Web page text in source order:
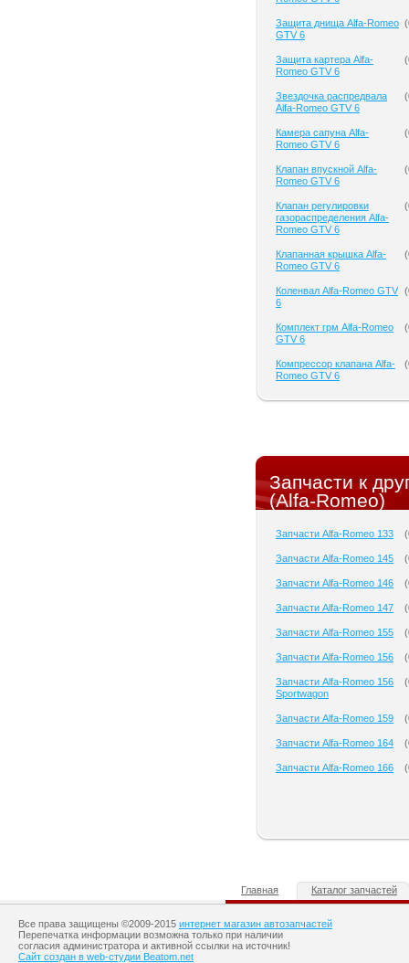
Защита днища Alfa-Romeo
GTV 6
(
Защита картера Alfa-
Romeo GTV 6
(
Звездочка распредвала
Alfa-Romeo GTV 6
(
Камера сапуна Alfa-
Romeo GTV 6
(
Клапан впускной Alfa-
Romeo GTV 6
(
Клапан регулировки
газораспределения Alfa-
Romeo GTV 6
(
Клапанная крышка Alfa-
Romeo GTV 6
(
Коленвал Alfa-Romeo GTV
6
(
Комплект грм Alfa-Romeo
GTV 6
(
Компрессор клапана Alfa-
Romeo GTV 6
(
Запчасти к
(Alfa-Romeo)
Запчасти Alfa-Romeo 133 (
Запчасти Alfa-Romeo 145 (
Запчасти Alfa-Romeo 146 (
Запчасти Alfa-Romeo 147 (
Запчасти Alfa-Romeo 155 (
Запчасти Alfa-Romeo 156 (
Запчасти Alfa-Romeo 156
Sportwagon
(
Запчасти Alfa-Romeo 159 (
Запчасти Alfa-Romeo 164 (
Запчасти Alfa-Romeo 166 (
Главная Каталог запчастей
Все права защищены ©2009-2015 интернет магазин автозапчастей
Перепечатка информации возможна только при наличии
согласия администратора и активной ссылки на источник!
Сайт создан в web-студии Beatom.net